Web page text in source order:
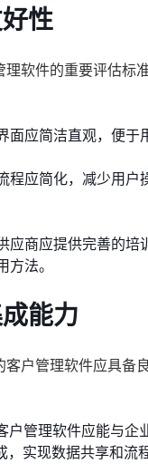
性
理软件的重要评估标
面应简洁直观，便于
程应简化，减少用户
应商应提供完善的培
法。
能力
客户管理软件应具备
户管理软件应能与企
，实现数据共享和流